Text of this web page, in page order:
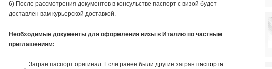
6) После рассмотрения документов в консульстве паспорт с визой будет
доставлен вам курьерской доставкой.
Необходимые документы для оформления визы в Италию по частным
приглашениям:
Загран паспорт оригинал. Если ранее были другие загранпаспорта